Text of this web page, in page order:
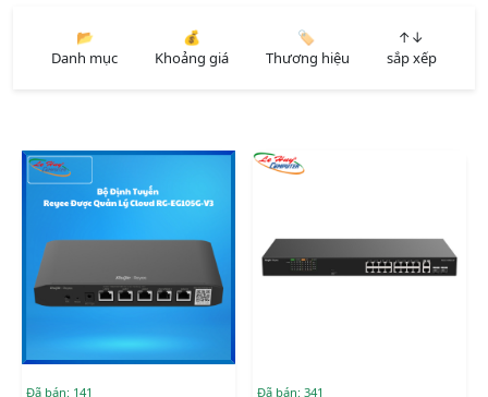
📂
Danh mục
💰
Khoảng giá
🏷️
Thương hiệu
↑↓
sắp xếp
Đã bán: 141 Đã bán: 341